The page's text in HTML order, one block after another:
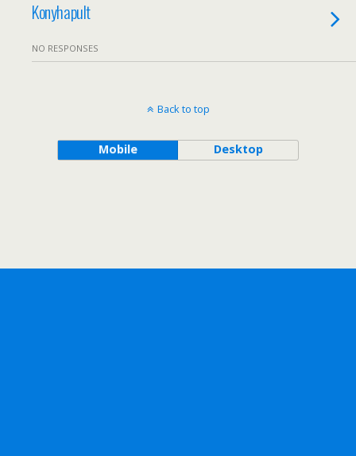
Konyhapult
NO RESPONSES
Back to top
Mobile Desktop